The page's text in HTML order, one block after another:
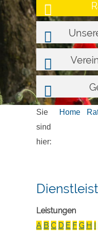
Sie
sind
hier:
Home
Leistungen
A B C D E F G H I